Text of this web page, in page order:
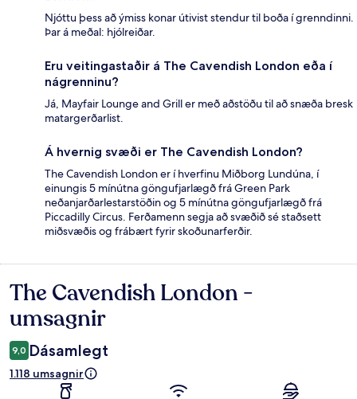
Njóttu þess að ýmiss konar útivist stendur til boða í grenndinni.
Þar á meðal: hjólreiðar.
Eru veitingastaðir á The Cavendish London eða í
nágrenninu?
Já, Mayfair Lounge and Grill er með aðstöðu til að snæða bresk
matargerðarlist.
Á hvernig svæði er The Cavendish London?
The Cavendish London er í hverfinu Miðborg Lundúna, í
einungis 5 mínútna göngufjarlægð frá Green Park
neðanjarðarlestarstöðin og 5 mínútna göngufjarlægð frá
Piccadilly Circus. Ferðamenn segja að svæðið sé staðsett
miðsvæðis og frábært fyrir skoðunarferðir.
Umsagnir
The Cavendish London -
umsagnir
9,0 Dásamlegt
1.118 umsagnir